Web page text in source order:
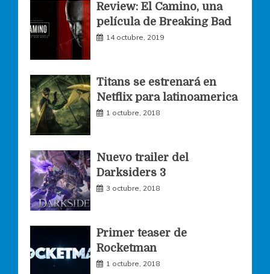
e
b
o
o
t
a
g
m
t
t
r
Review: El Camino, una
película de Breaking Bad
14 octubre, 2019
Titans se estrenará en
Netflix para latinoamerica
1 octubre, 2018
Nuevo trailer del
Darksiders 3
3 octubre, 2018
Primer teaser de
Rocketman
1 octubre, 2018